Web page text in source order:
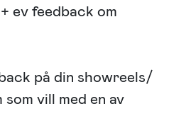
ev feedback om
på din showreels/
vill med en av